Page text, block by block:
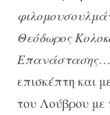
Θεόδωρος
Επανάστασης
επισκέπτη και
του Λούβρου με